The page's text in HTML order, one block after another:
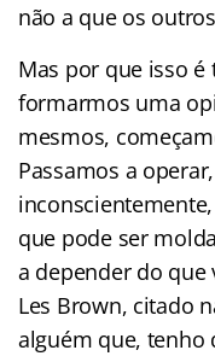
não a que os
Mas por que isso é
formarmos uma
mesmos,
Passamos a
que pode ser
a depender do que
Les Brown, citado
alguém que, tenho